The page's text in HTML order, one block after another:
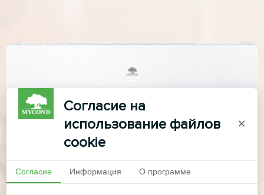
Согласие на
использование файлов
cookie
×
Согласие Информация О программе